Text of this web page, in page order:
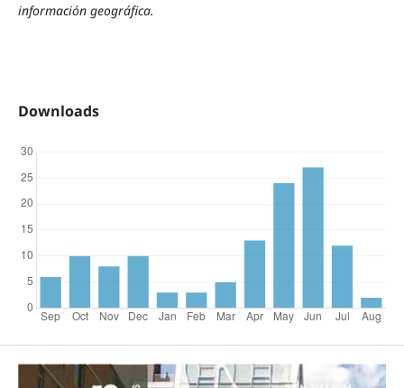
información geográfica.
Downloads